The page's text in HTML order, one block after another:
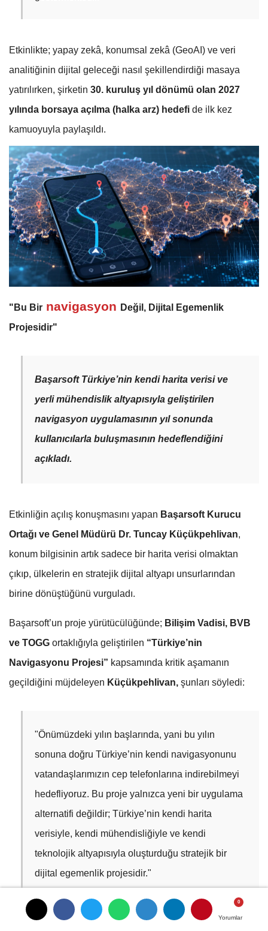
Yorumlar
Yorumlar
Etkinlikte; yapay zekâ, konumsal zekâ (GeoAI) ve veri
analitiğinin dijital geleceği nasıl şekillendirdiği masaya
yatırılırken, şirketin 30. kuruluş yıl dönümü olan 2027
yılında borsaya açılma (halka arz) hedefi de ilk kez
kamuoyuyla paylaşıldı.
"Bu Bir navigasyon Değil, Dijital Egemenlik
Projesidir"
Başarsoft Türkiye’nin kendi harita verisi ve
yerli mühendislik altyapısıyla geliştirilen
navigasyon uygulamasının yıl sonunda
kullanıcılarla buluşmasının hedeflendiğini
açıkladı.
Etkinliğin açılış konuşmasını yapan Başarsoft Kurucu
Ortağı ve Genel Müdürü Dr. Tuncay Küçükpehlivan,
konum bilgisinin artık sadece bir harita verisi olmaktan
çıkıp, ülkelerin en stratejik dijital altyapı unsurlarından
birine dönüştüğünü vurguladı.
Başarsoft’un proje yürütücülüğünde; Bilişim Vadisi, BVB
ve TOGG ortaklığıyla geliştirilen “Türkiye’nin
Navigasyonu Projesi” kapsamında kritik aşamanın
geçildiğini müjdeleyen Küçükpehlivan, şunları söyledi:
"Önümüzdeki yılın başlarında, yani bu yılın
sonuna doğru Türkiye’nin kendi navigasyonunu
vatandaşlarımızın cep telefonlarına indirebilmeyi
hedefliyoruz. Bu proje yalnızca yeni bir uygulama
alternatifi değildir; Türkiye’nin kendi harita
verisiyle, kendi mühendisliğiyle ve kendi
teknolojik altyapısıyla oluşturduğu stratejik bir
dijital egemenlik projesidir."